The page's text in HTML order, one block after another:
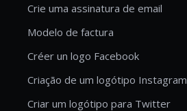
Crie uma assinatura de email
Modelo de factura
Créer un logo Facebook
Criação de um logótipo Instagram
Criar um logótipo para Twitter